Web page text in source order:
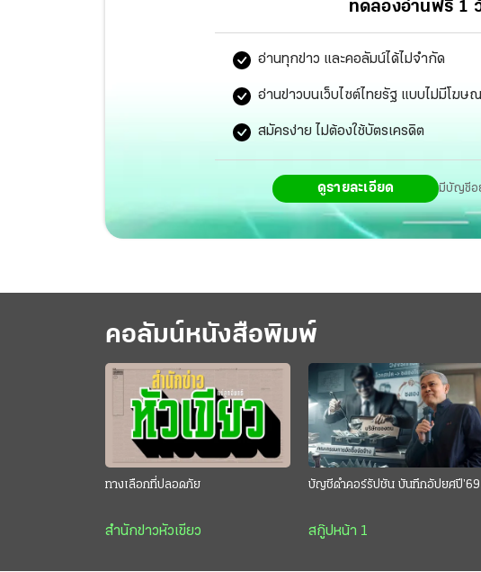
เรื่องนี้มีการดำเนินการทุกกระทรวงอยู่แล้ว ส่วนจะปรับปรุงแ
รองนายกรัฐมนตรี จะเป็นผู้พิจารณา
ทดลองอ่านฟรี 1
อ่านทุกข่าว และคอลัมน์ได้ไม่จำกัด
อ่านข่าวบนเว็บไซต์ไทยรัฐ แบบไม่มีโฆษ
สมัครง่าย ไม่ต้องใช้บัตรเครดิต
ดูรายละเอียด มีบัญชีอ
คอลัมน์หนังสือพิมพ์
ทางเลือกที่ปลอดภัย
สำนักข่าวหัวเขียว
บัญชีดำคอร์รัปชัน บันทึกอัปยศปี’69
สกู๊ปหน้า 1